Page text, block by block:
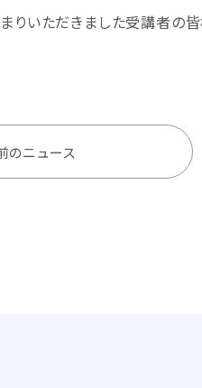
りいただきました受講者の皆
のニュース